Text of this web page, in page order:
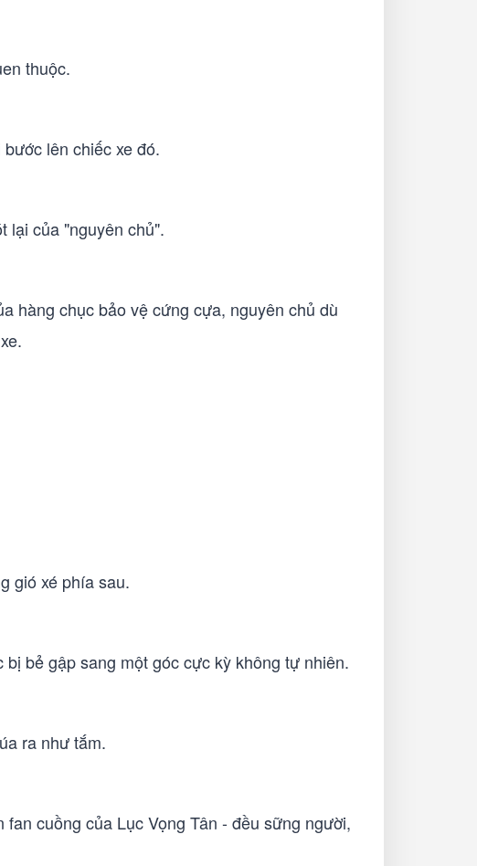
thuộc.
lên chiếc xe đó.
lại của "nguyên chủ".
hàng chục bảo vệ cứng cựa, nguyên chủ dù
gió xé phía sau.
bẻ gập sang một góc cực kỳ không tự nhiên.
ra như tắm.
cuồng của Lục Vọng Tân - đều sững người,